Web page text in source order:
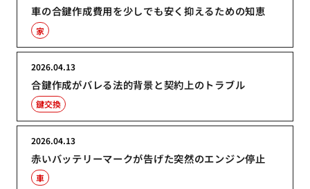
車の合鍵作成費用を少しでも安く抑えるための知恵
家
合鍵作成がバレる法的背景と契約上のトラブル
2026.04.13
鍵交換
赤いバッテリーマークが告げた突然のエンジン停止
2026.04.13
車